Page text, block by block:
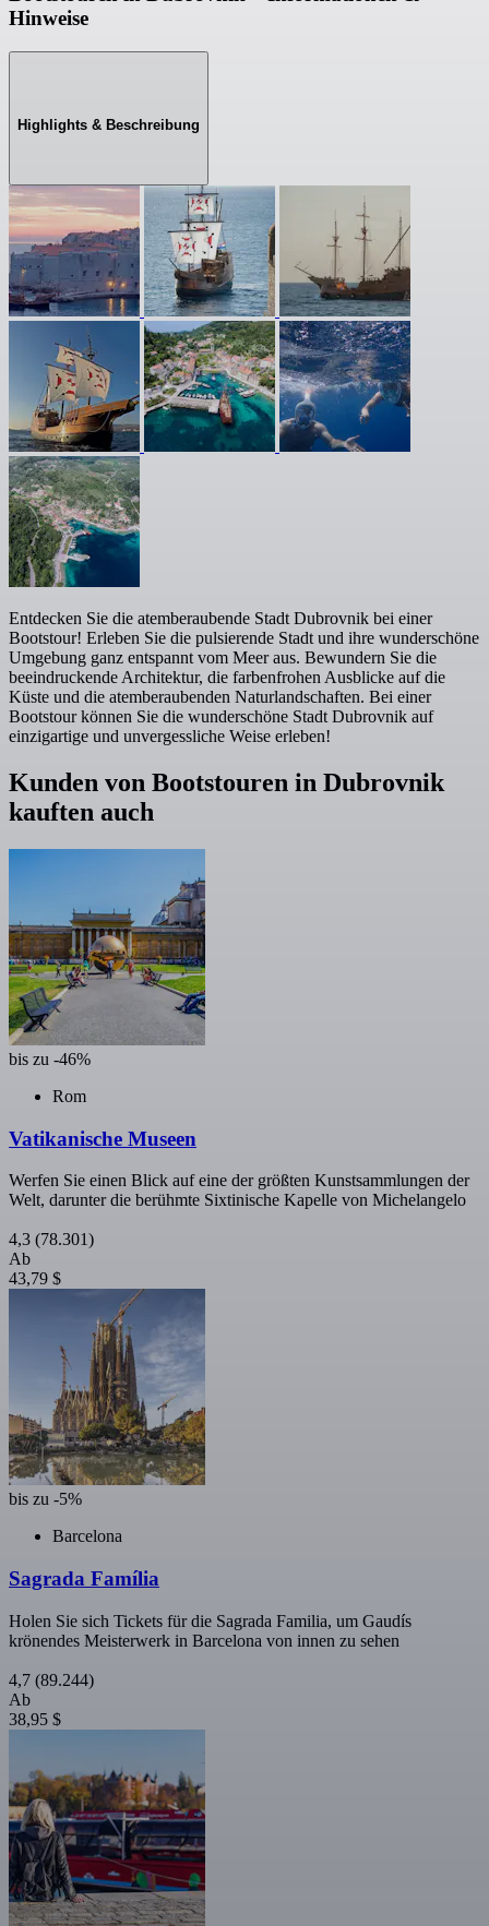
Hinweise
Highlights & Beschreibung
Entdecken Sie die atemberaubende Stadt Dubrovnik bei einer
Bootstour! Erleben Sie die pulsierende Stadt und ihre wunderschöne
Umgebung ganz entspannt vom Meer aus. Bewundern Sie die
beeindruckende Architektur, die farbenfrohen Ausblicke auf die
Küste und die atemberaubenden Naturlandschaften. Bei einer
Bootstour können Sie die wunderschöne Stadt Dubrovnik auf
einzigartige und unvergessliche Weise erleben!
Kunden von Bootstouren in Dubrovnik
kauften auch
bis zu -46%
Rom
Vatikanische Museen
Werfen Sie einen Blick auf eine der größten Kunstsammlungen der
Welt, darunter die berühmte Sixtinische Kapelle von Michelangelo
4,3 (78.301)
Ab
43,79 $
bis zu -5%
Barcelona
Sagrada Família
Holen Sie sich Tickets für die Sagrada Familia, um Gaudís
krönendes Meisterwerk in Barcelona von innen zu sehen
4,7 (89.244)
Ab
38,95 $